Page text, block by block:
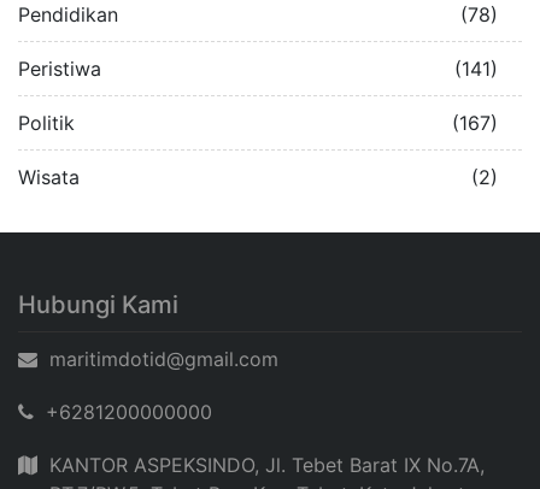
Pendidikan (78)
Peristiwa (141)
Politik (167)
Wisata (2)
Hubungi Kami
maritimdotid@gmail.com
+6281200000000
KANTOR ASPEKSINDO, Jl. Tebet Barat IX No.7A,